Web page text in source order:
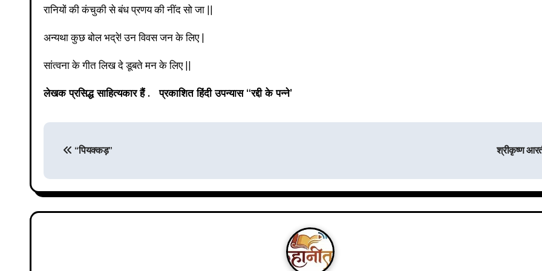
रानियों की कंचुकी से बंध प्रणय की नींद सो जा ||
अन्यथा कुछ बोल भद्रे! उन विवस जन के लिए |
सांत्वना के गीत लिख दे डूबते मन के लिए ||
लेखक प्रसिद्ध साहित्यकार हैं . प्रकाशित हिंदी उपन्यास “रद्दी के पन्ने’
o
s
“पियक्कड़” श्रीकृष्ण